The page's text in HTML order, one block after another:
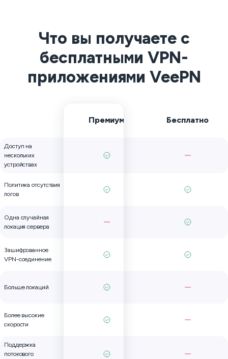
Что вы получаете с
бесплатными VPN-
приложениями VeePN
Премиум Бесплатно
Доступ на
нескольких
устройствах
Политика отсутствия
логов
Одна случайная
локация сервера
Зашифрованное
VPN-соединение
Больше локаций
Более высокие
скорости
Поддержка
потокового